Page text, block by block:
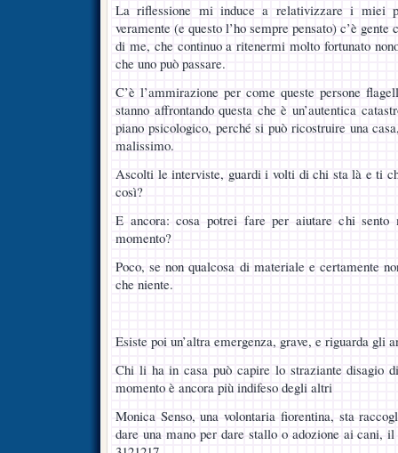
La riflessione mi induce a relativizzare i miei
veramente (e questo l’ho sempre pensato) c’è
di me, che continuo a ritenermi molto fortunato
che uno può passare.
C’è l’ammirazione per come queste persone
stanno affrontando questa che è un’autentica
piano psicologico, perché si può ricostruire una
malissimo.
Ascolti le interviste, guardi i volti di chi sta là e ti
così?
E ancora: cosa potrei fare per aiutare chi
momento?
Poco, se non qualcosa di materiale e certamente
che niente.
Esiste poi un’altra emergenza, grave, e riguarda gli
Chi li ha in casa può capire lo straziante disagio
momento è ancora più indifeso degli altri
Monica Senso, una volontaria fiorentina, sta
dare una mano per dare stallo o adozione ai cani,